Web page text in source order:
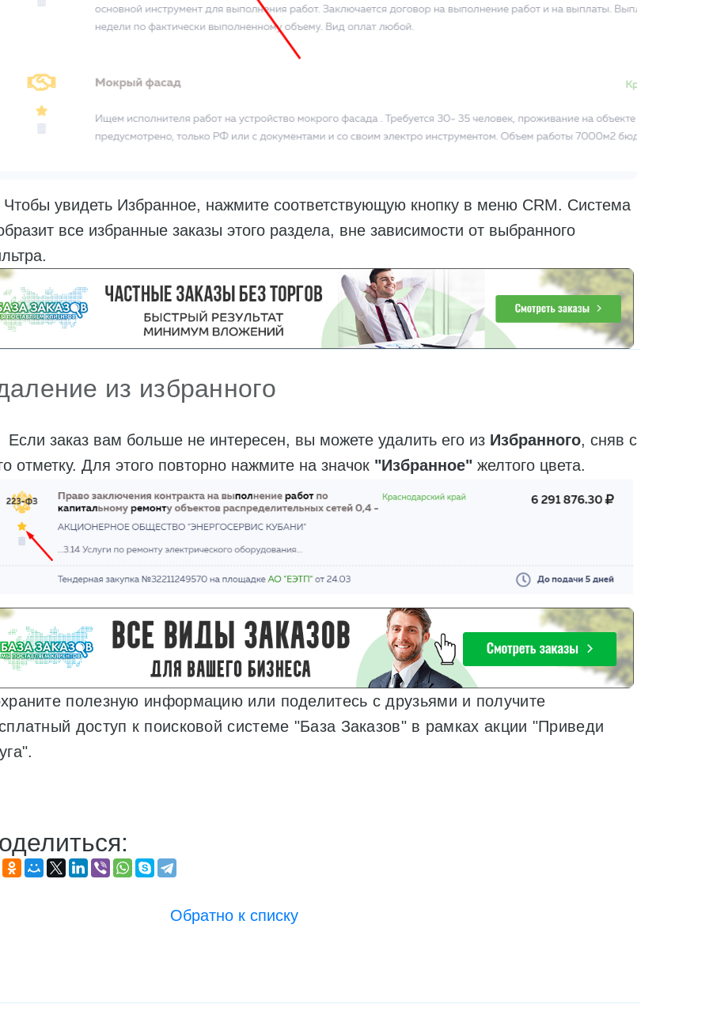
увидеть Избранное, нажмите соответствующую кнопку в меню CRM. Система
все избранные заказы этого раздела, вне зависимости от выбранного
из избранного
заказ вам больше не интересен, вы можете удалить его из Избранного, сняв с
отметку. Для этого повторно нажмите на значок "Избранное" желтого цвета.
полезную информацию или поделитесь с друзьями и получите
доступ к поисковой системе "База Заказов" в рамках акции "Приведи
Обратно к списку